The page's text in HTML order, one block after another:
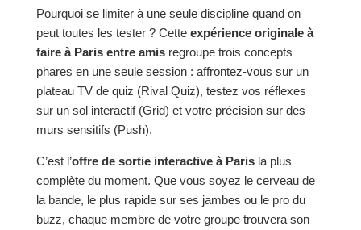
Pourquoi se limiter à une seule discipline quand on
peut toutes les tester ? Cette expérience originale à
faire à Paris entre amis regroupe trois concepts
phares en une seule session : affrontez-vous sur un
plateau TV de quiz (Rival Quiz), testez vos réflexes
sur un sol interactif (Grid) et votre précision sur des
murs sensitifs (Push).
C’est l’offre de sortie interactive à Paris la plus
complète du moment. Que vous soyez le cerveau de
la bande, le plus rapide sur ses jambes ou le pro du
buzz, chaque membre de votre groupe trouvera son